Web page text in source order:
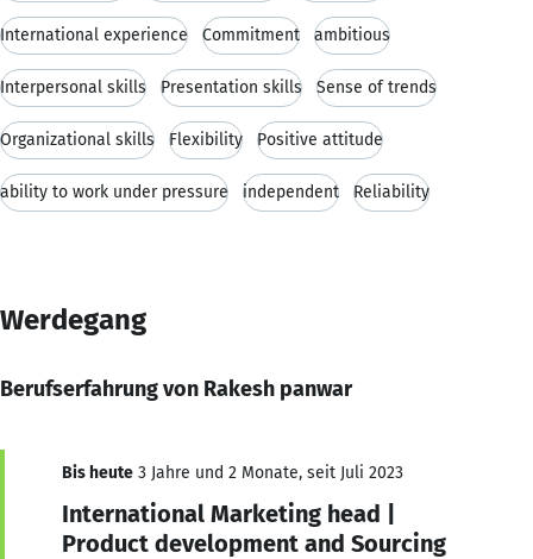
International experience Commitment ambitious
Interpersonal skills Presentation skills Sense of trends
Organizational skills Flexibility Positive attitude
ability to work under pressure independent Reliability
Werdegang
Berufserfahrung von Rakesh panwar
Bis heute 3 Jahre und 2 Monate, seit Juli 2023
International Marketing head |
Product development and Sourcing